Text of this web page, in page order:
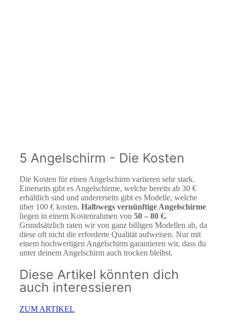
5 Angelschirm - Die Kosten
Die Kosten für einen Angelschirm variieren sehr stark.
Einerseits gibt es Angelschirme, welche bereits ab 30 €
erhältlich sind und andererseits gibt es Modelle, welche
über 100 € kosten. Halbwegs vernünftige Angelschirme
liegen in einem Kostenrahmen von 50 – 80 €.
Grundsätzlich raten wir von ganz billigen Modellen ab, da
diese oft nicht die erforderte Qualität aufweisen. Nur mit
einem hochwertigen Angelschirm garantieren wir, dass du
unter deinem Angelschirm auch trocken bleibst.
Diese Artikel könnten dich
auch interessieren
ZUM ARTIKEL